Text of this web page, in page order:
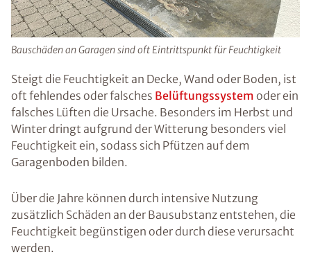
Bauschäden an Garagen sind oft Eintrittspunkt für Feuchtigkeit
Steigt die Feuchtigkeit an Decke, Wand oder Boden, ist
oft fehlendes oder falsches Belüftungssystem oder ein
falsches Lüften die Ursache. Besonders im Herbst und
Winter dringt aufgrund der Witterung besonders viel
Feuchtigkeit ein, sodass sich Pfützen auf dem
Garagenboden bilden.
Über die Jahre können durch intensive Nutzung
zusätzlich Schäden an der Bausubstanz entstehen, die
Feuchtigkeit begünstigen oder durch diese verursacht
werden.